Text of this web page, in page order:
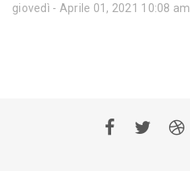
giovedì - Aprile 01, 2021 10:08 am